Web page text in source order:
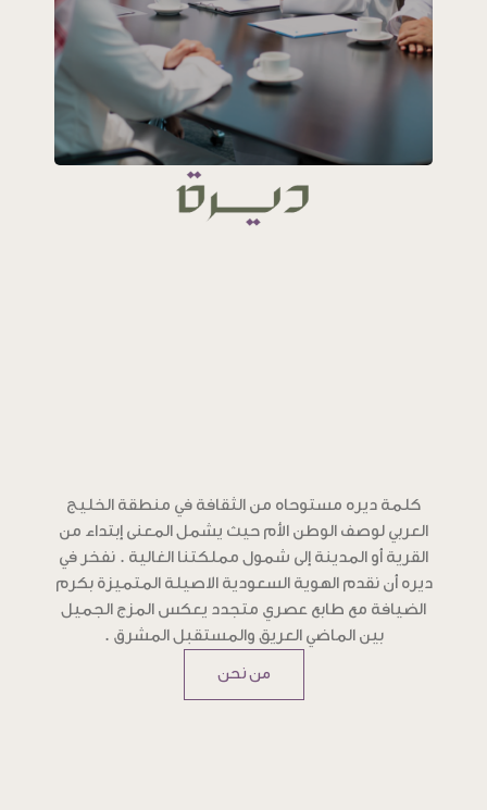
كلمة ديره مستوحاه من الثقافة في منطقة الخليج
العربي لوصف الوطن الأم حيث يشمل المعنى إبتداء من
القرية أو المدينة إلى شمول مملكتنا الغالية . نفخر في
ديره أن نقدم الهوية السعودية الاصيلة المتميزة بكرم
الضيافة مع طابع عصري متجدد يعكس المزج الجميل
بين الماضي العريق والمستقبل المشرق .
من نحن